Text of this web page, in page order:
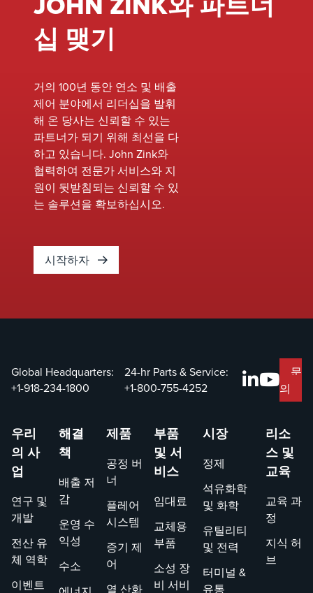
신뢰할 수
한 플레어
파일럿 점
합니다. 전
기 스파크
를 이용해
제어된 공
기-연료 혼
합물을 점
화하는 FFG
시스템은
리에서도
안전하고
화를 보장
십 맺기
거의 100년 동안 연소 및 배출
제어 분야에서 리더십을 발휘
해 온 당사는 신뢰할 수 있는
파트너가 되기 위해 최선을 다
하고 있습니다. John Zink와
협력하여 전문가 서비스와 지
원이 뒷받침되는 신뢰할 수 있
는 솔루션을 확보하십시오.
시작하자
Global Headquarters:
+1-918-234-1800
24-hr Parts & Service:
+1-800-755-4252
문
의
우리
의 사
업
연구 및
개발
전산 유
체 역학
이벤트
해결
책
배출 저
감
운영 수
익성
수소
제품
공정 버
너
플레어
시스템
증기 제
어
열 산화
부품
및 서
비스
임대료
교체용
부품
소성 장
비 서비
시장
정제
석유화학
및 화학
유틸리티
및 전력
터미널 &
유통
리소
스 및
교육
교육 과
정
지식 허
브